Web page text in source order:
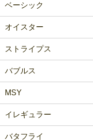
ベーシック
オイスター
ストライプス
バブルス
MSY
イレギュラー
バタフライ